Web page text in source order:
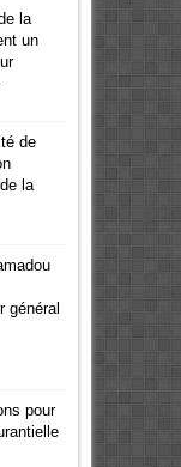
la
un
de
la
général
pour